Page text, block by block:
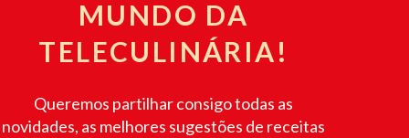
MUNDO DA
TELECULINÁRIA!
Queremos partilhar consigo todas as
novidades, as melhores sugestões de receitas